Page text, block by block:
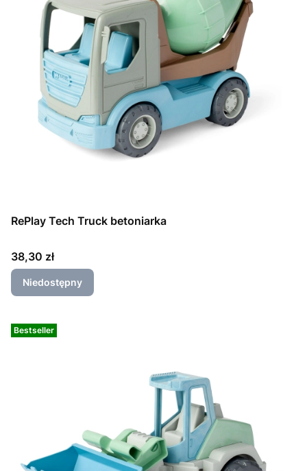
RePlay Tech Truck betoniarka
Cena
38,30 zł
Niedostępny
Bestseller